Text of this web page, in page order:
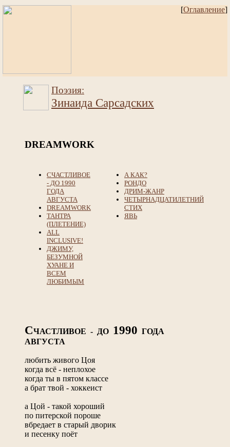
[Оглавление]
Поэзия:
Зинаида Сарсадских
DREAMWORK
СЧАСТЛИВОЕ
- ДО 1990
ГОДА
АВГУСТА
DREAMWORK
ТАНТРА
(ПЛЕТЕНИЕ)
ALL
INCLUSIVE!
ДЖИМУ,
БЕЗУМНОЙ
ХУАНЕ И
ВСЕМ
ЛЮБИМЫМ
А КАК?
РОНДО
ДРИМ-ЖАНР
ЧЕТЫРНАДЦАТИЛЕТНИЙ
СТИХ
ЯВЬ
СЧАСТЛИВОЕ - ДО 1990 ГОДА
АВГУСТА
любить живого Цоя
когда всё - неплохое
когда ты в пятом классе
а брат твой - хоккеист
а Цой - такой хороший
по питерской пороше
вбредает в старый дворик
и песенку поёт